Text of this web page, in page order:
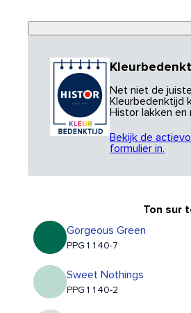
Net niet de
Kleurbedenktijd
Histor lakken en
Bekijk de
formulier in.
Ton sur
Gorgeous Green
PPG1140-7
Sweet Nothings
PPG1140-2